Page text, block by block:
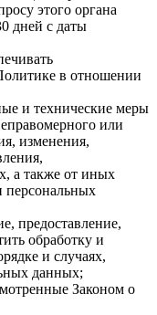
этого органа
дней с даты
в отношении
и технические меры
или
изменения,
а также от иных
персональных
предоставление,
обработку и
и случаях,
данных;
Законом о